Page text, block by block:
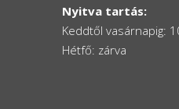
Nyitva tartás:
Keddtől vasárnapig:
Hétfő: zárva